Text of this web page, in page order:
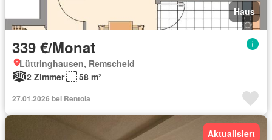
Haus
339 €/Monat
Lüttringhausen, Remscheid
2 Zimmer
58 m²
27.01.2026 bei Rentola
Aktualisiert